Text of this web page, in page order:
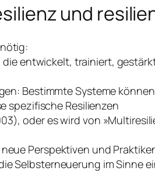
und
die entwickelt, trainiert,
Bestimmte Systeme
spezifische Resilienzen
oder es wird von
Perspektiven und
Selbsterneuerung im Sinne